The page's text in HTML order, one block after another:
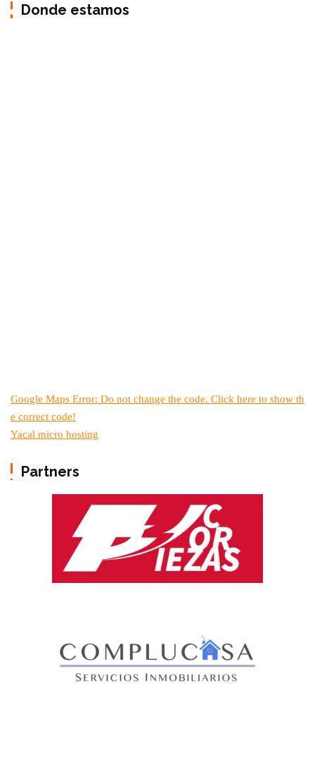
Donde estamos
Google Maps Error: Do not change the code. Click here to show th
e correct code!
Yacal micro hosting
Partners